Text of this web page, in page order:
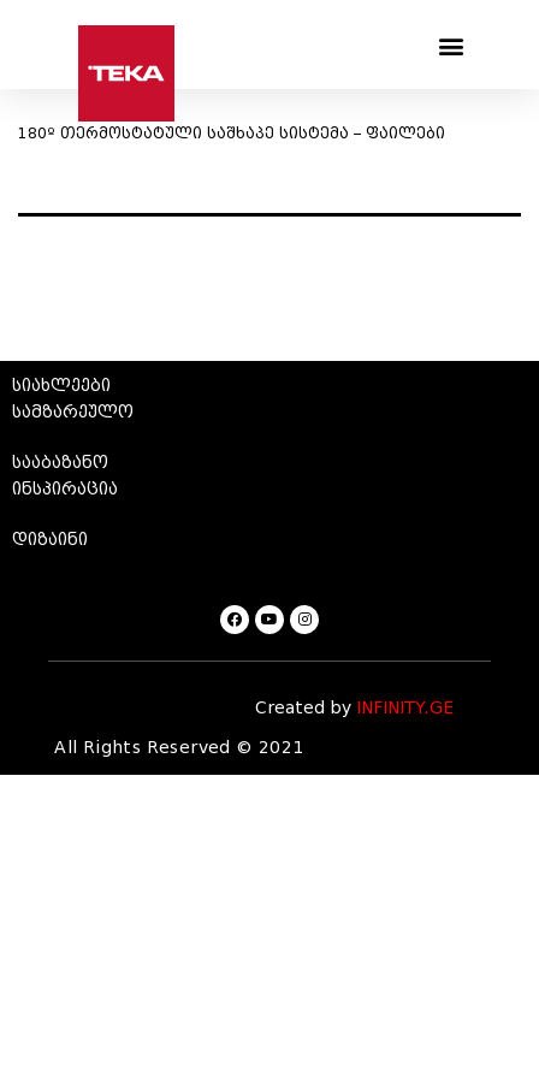
180º თერმოსტატული საშხაპე სისტემა – ფაილები
სიახლეები
სამზარეულო
სააბაზანო
ინსპირაცია
დიზაინი
Created by INFINITY.GE
All Rights Reserved © 2021